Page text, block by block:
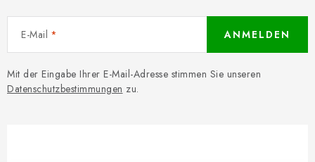
E-Mail
Mit der Eingabe Ihrer E-Mail-Adresse stimmen Sie unseren
Datenschutzbestimmungen zu.
ANMELDEN